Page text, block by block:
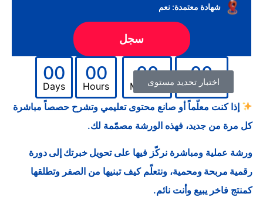
اختبار تحديد مستوى
شهادة معتمدة: نعم
سجل
00
Days
00
Hours
00
Minutes
00
Seconds
إذا كنت معلّماً أو صانع محتوى تعليمي وتشرح حصصاً مباشرة
كل مرة من جديد، فهذه الورشة مصمّمة لك.
ورشة عملية ومباشرة نركّز فيها علىتحويل خبرتك إلى دورة
رقمية مربحة ومحمية، ونتعلّم كيف تبنيها من الصفر وتطلقها
كمنتج فاخر يبيع وأنت نائم.